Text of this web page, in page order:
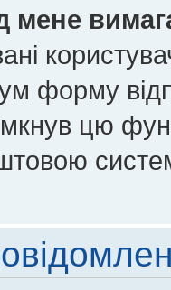
мене
форму
цю